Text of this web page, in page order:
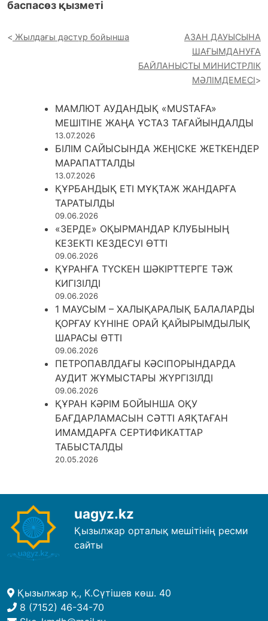
баспасөз қызметі
Жылдағы дәстүр бойынша
АЗАН ДАУЫСЫНА
ШАҒЫМДАНУҒА
БАЙЛАНЫСТЫ МИНИСТРЛІК
МӘЛІМДЕМЕСІ
МАМЛЮТ АУДАНДЫҚ «MUSTAFA»
МЕШІТІНЕ ЖАҢА ҰСТАЗ ТАҒАЙЫНДАЛДЫ
13.07.2026
БІЛІМ САЙЫСЫНДА ЖЕҢІСКЕ ЖЕТКЕНДЕР
МАРАПАТТАЛДЫ
13.07.2026
ҚҰРБАНДЫҚ ЕТІ МҰҚТАЖ ЖАНДАРҒА
ТАРАТЫЛДЫ
09.06.2026
«ЗЕРДЕ» ОҚЫРМАНДАР КЛУБЫНЫҢ
КЕЗЕКТІ КЕЗДЕСУІ ӨТТІ
09.06.2026
ҚҰРАНҒА ТҮСКЕН ШӘКІРТТЕРГЕ ТӘЖ
КИГІЗІЛДІ
09.06.2026
1 МАУСЫМ – ХАЛЫҚАРАЛЫҚ БАЛАЛАРДЫ
ҚОРҒАУ КҮНІНЕ ОРАЙ ҚАЙЫРЫМДЫЛЫҚ
ШАРАСЫ ӨТТІ
09.06.2026
ПЕТРОПАВЛДАҒЫ КӘСІПОРЫНДАРДА
АУДИТ ЖҰМЫСТАРЫ ЖҮРГІЗІЛДІ
09.06.2026
ҚҰРАН КӘРІМ БОЙЫНША ОҚУ
БАҒДАРЛАМАСЫН СӘТТІ АЯҚТАҒАН
ИМАМДАРҒА СЕРТИФИКАТТАР
ТАБЫСТАЛДЫ
20.05.2026
uagyz.kz
Қызылжар орталық мешітінің ресми
сайты
Қызылжар қ., К.Сүтішев көш. 40
8 (7152) 46-34-70